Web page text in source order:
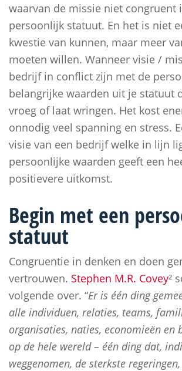
waarvan de missie niet congruent
persoonlijk statuut. En het is niet
kwestie van kunnen, maar meer
moeten willen. Wanneer visie /
bedrijf in conflict zijn met de
belangrijke waarden uit je statuut
vroeg of laat wringen. Het kost
onnodig veel spanning en stress.
visie van een bedrijf welke in lijn
persoonlijke waarden geeft een
positievere uitkomst.
Begin met een
statuut
Congruentie in denken en doen
vertrouwen. Stephen M.R. Covey²
volgende over. “Er is één ding
alle individuen, relaties, teams,
organisaties, naties, economieën en
op de hele wereld – één ding dat,
weggenomen, de sterkste